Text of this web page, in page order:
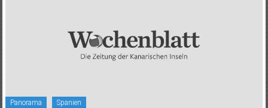
Panorama Spanien